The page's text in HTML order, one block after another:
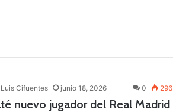
Cifuentes junio 18, 2026 0 296
nuevo jugador del Real Madrid